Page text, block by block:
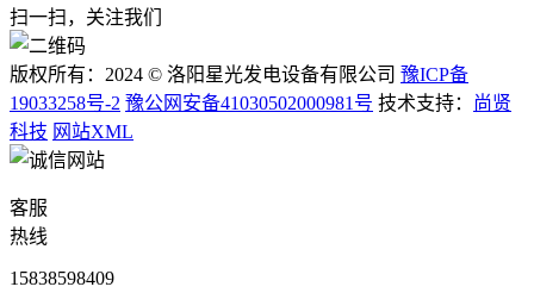
扫一扫，关注我们
版权所有：2024 © 洛阳星光发电设备有限公司 豫ICP备
19033258号-2 豫公网安备41030502000981号 技术支持：
尚贤
科技 网站XML
客服
热线
15838598409